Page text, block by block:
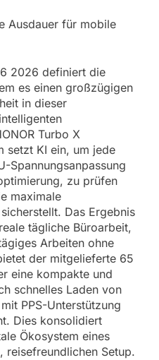
Ausdauer für mobile
2026 definiert die
es einen großzügigen
in dieser
Turbo X
setzt KI ein, um jede
Spannungsanpassung
zu prüfen
maximale
Das Ergebnis
tägliche Büroarbeit,
Arbeiten ohne
der mitgelieferte 65
eine kompakte und
schnelles Laden von
PPS-Unterstützung
Dies konsolidiert
Ökosystem eines
reisefreundlichen Setup.